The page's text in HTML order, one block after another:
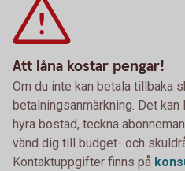
Att låna kostar pengar!
Om du inte kan betala tillbaka
betalningsanmärkning. Det
hyra bostad, teckna
vänd dig till budget- och
Kontaktuppgifter finns på